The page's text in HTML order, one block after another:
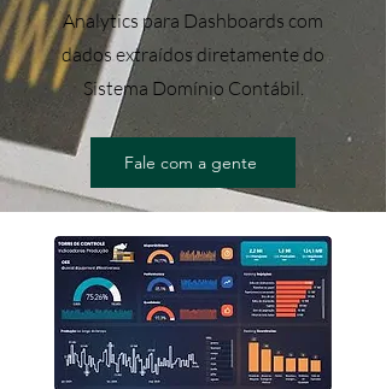
Analytics para Dashboards com
dados extraídos diretamente do
Sistema Domínio Contábil.
Fale com a gente